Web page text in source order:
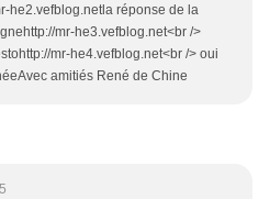
he2.vefblog.netla réponse de la
mr-he3.vefblog.net<br />
mr-he4.vefblog.net<br /> oui
amitiés René de Chine